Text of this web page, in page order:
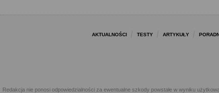
AKTUALNOŚCI TESTY ARTYKUŁY
Redakcja nie ponosi odpowiedzialności za ewentualne szkody powstałe w wyniku